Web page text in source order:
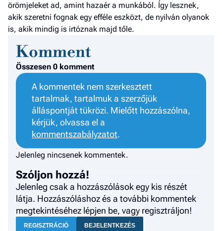
örömjeleket ad, amint hazaér a munkából. Így lesznek,
akik szeretni fognak egy efféle eszközt, de nyilván olyanok
is, akik mindig is irtóznak majd tőle.
Komment
Összesen 0 komment
A kommentek nem szerkesztett
tartalmak, tartalmuk a szerzőjük
álláspontját tükrözi. Mielőtt hozzászólna,
kérjük, olvassa el a
kommentszabályzatot.
Jelenleg nincsenek kommentek.
Szóljon hozzá!
Jelenleg csak a hozzászólások egy kis részét
látja. Hozzászóláshoz és a további kommentek
megtekintéséhez lépjen be, vagy regisztráljon!
REGISZTRÁCIÓ BEJELENTKEZÉS